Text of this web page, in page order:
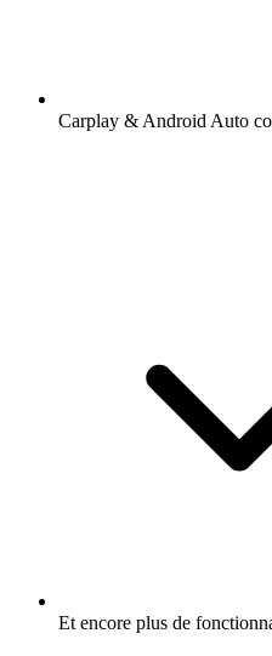
Carplay & Android Auto
Et encore plus de